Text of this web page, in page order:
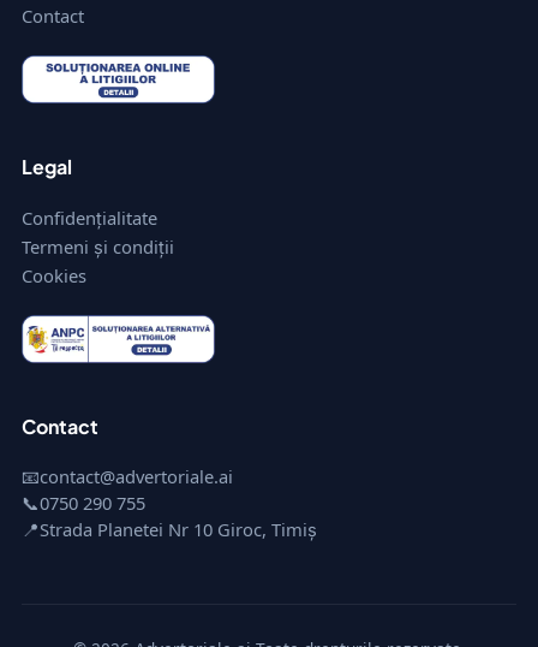
Contact
Legal
Confidențialitate
Termeni și condiții
Cookies
Contact
📧contact@advertoriale.ai
📞0750 290 755
📍Strada Planetei Nr 10 Giroc, Timiș